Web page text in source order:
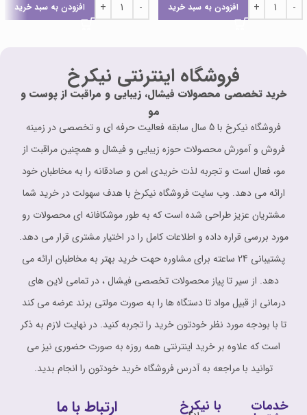
افزودن به سبد خرید افزودن به سبد خرید
فروشگاه اینترنتی نیکرخ
خرید تخصصی محصولات فیشال، زیبایی و مراقبت از پوست و
مو
فروشگاه نیکرخ با 5 سال سابقه فعالیت حرفه ای و تخصصی در زمینه
فروش و آمورش محصولات حوزه زیبایی و فیشال و همچنین مراقبت از
مو، فعال است و تجربه لذت خریدی امن و صادقانه را به مخاطبان خود
ارائه می دهد. وب سایت فروشگاه نیکرخ با هدف سهولت در خرید شما
مشتریان عزیز طراحی شده است که به طور موشکافانه ای محصولات رو
مورد بررسی قراره داده و اطلاعات کامل را در اختیار مشتری قرار می دهد.
پشتیبانی 24 ساعته برای مشاوره حهت خرید بهتر به مخاطبان ارائه می
دهد. از سیر تا پیاز محصولات تخصصی فیشال ، در تمامی لاین های
درمانی از قبیل مواد تا دستگاه ها را به صورت مولتی برند عرضه می کند
تا با بودجه مورد نظر خودتون خرید را تجربه کنید. در نهایت لازم به ذکر
است که علاوه بر خرید اینترنتی همه روزه به صورت حضوری نیز می
توانید با مراجعه به آدرس فروشگاه خرید خودتون را انجام بدید.
خدمات با نیکرخ ارتباط با ما